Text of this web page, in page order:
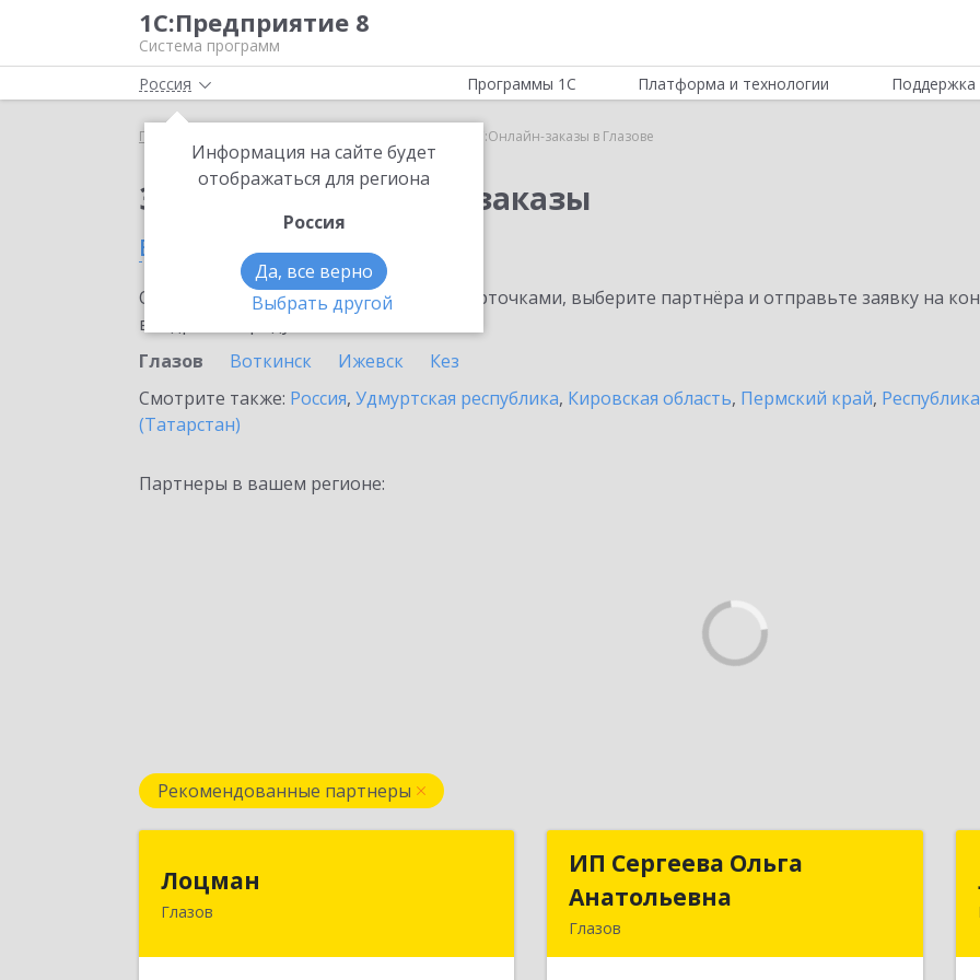
1С:Предприятие 8
Система программ
Россия
Информация на сайте будет
отображаться для региона
Россия
Да, все верно
Выбрать другой
Программы 1С Платформа и технологии Поддержка
Главная 1С:Онлайн-заказы в Глазове
Заказать 1С:Онлайн-заказы
в Глазове
Ознакомьтесь с информационными карточками, выберите партнёра и отправьте заявку на
внедрение продукта.
Глазов
Воткинск Ижевск
Кез
Смотрите также: Россия, Удмуртская республика, Кировская область, Пермский край,
(Татарстан)
Партнеры в вашем регионе:
Рекомендованные партнеры
Лоцман
Глазов427620, Удмуртская Респ, Глазов г,
ИП Сергеева Ольга
Анатольевна
Глазов
ИП Сергеева Ольга